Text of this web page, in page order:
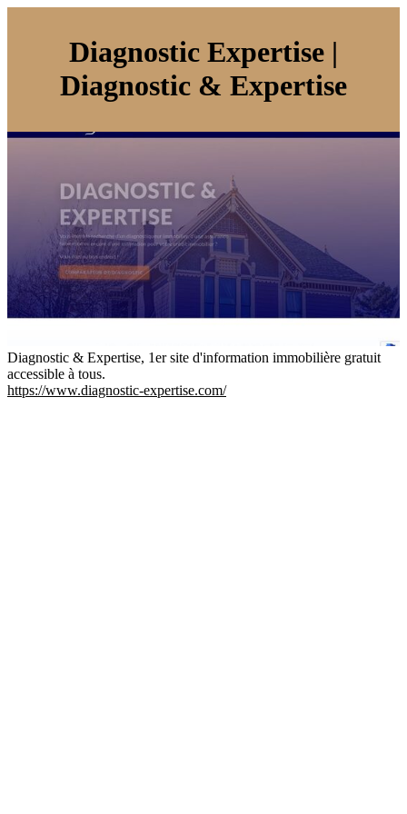
Diagnostic Expertise |
Diagnostic & Expertise
Diagnostic & Expertise, 1er site d'information immobilière gratuit
accessible à tous.
https://www.diagnostic-expertise.com/